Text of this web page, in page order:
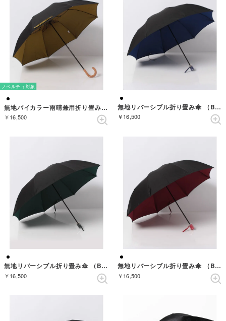
ノベルティ対象
無地バイカラー雨晴兼用折り畳み傘 （BLACK/YELLOW）
￥16,500
無地リバーシブル折り畳み傘 （BLACK/BLUE）
￥16,500
無地リバーシブル折り畳み傘 （BLACK/GREEN）
￥16,500
無地リバーシブル折り畳み傘 （BLACK/RED）
￥16,500